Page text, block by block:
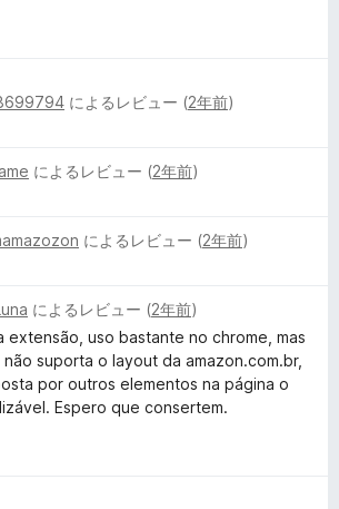
によるレビュー (2年前)
によるレビュー (2年前)
によるレビュー (2年前)
によるレビュー (2年前)
extensão, uso bastante no chrome, mas
suporta o layout da amazon.com.br,
por outros elementos na página o
Espero que consertem.